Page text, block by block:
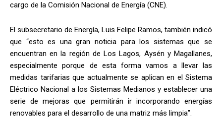
cargo de la Comisión Nacional de Energía (CNE).
El subsecretario de Energía, Luis Felipe Ramos, también indicó
que “esto es una gran noticia para los sistemas que se
encuentran en la región de Los Lagos, Aysén y Magallanes,
especialmente porque de esta forma vamos a llevar las
medidas tarifarias que actualmente se aplican en el Sistema
Eléctrico Nacional a los Sistemas Medianos y establecer una
serie de mejoras que permitirán ir incorporando energías
renovables para el desarrollo de una matriz más limpia”.